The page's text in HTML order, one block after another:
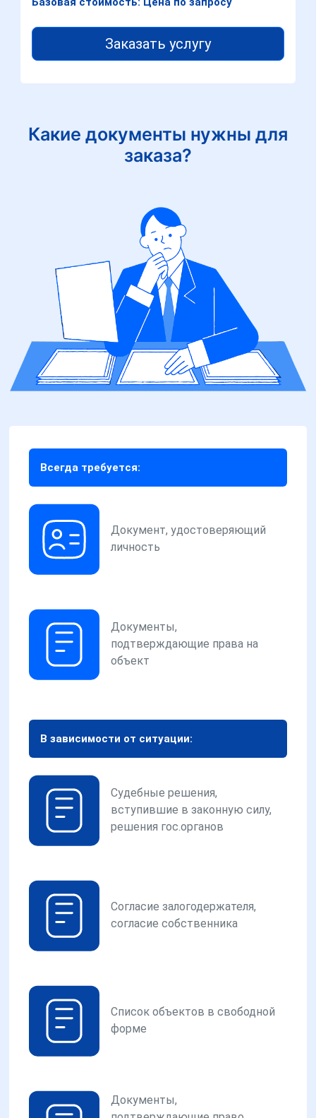
Заказать услугу
Какие документы нужны для
заказа?
Всегда требуется:
Документ, удостоверяющий
личность
Документы,
подтверждающие права на
объект
В зависимости от ситуации:
Судебные решения,
вступившие в законную силу,
решения гос.органов
Согласие залогодержателя,
согласие собственника
Список объектов в свободной
форме
Документы,